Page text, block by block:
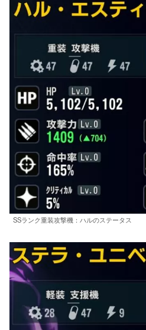
SSランク重装攻撃機：ハルのステータス